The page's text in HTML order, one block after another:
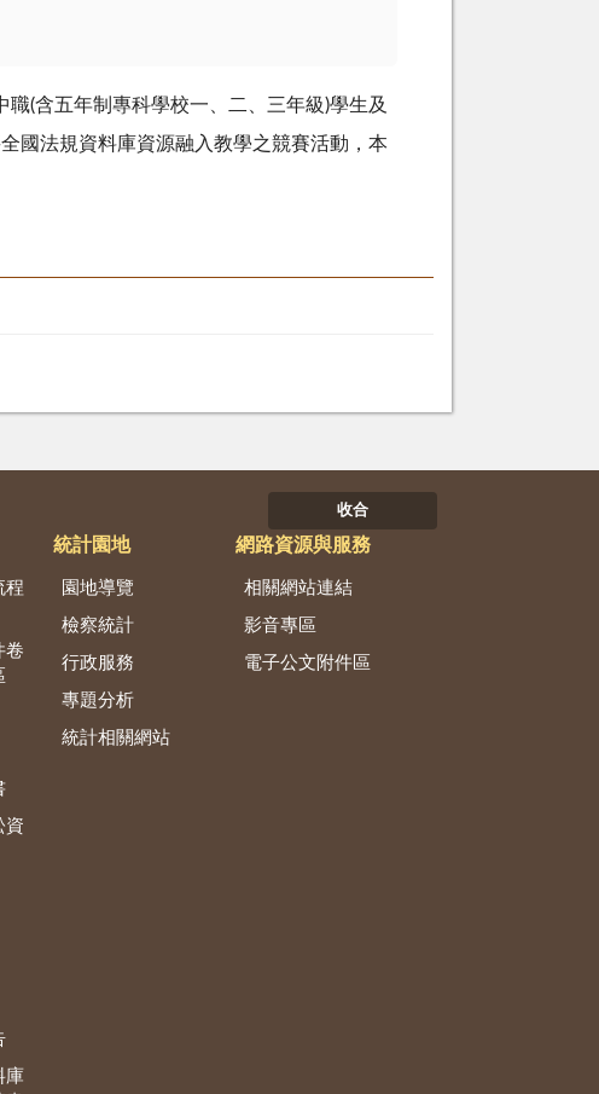
(含五年制專科學校一、二、三年級)學生及
國法規資料庫資源融入教學之競賽活動，本
收合
程
卷
資
庫
統計園地
園地導覽
檢察統計
行政服務
專題分析
統計相關網站
網路資源與服務
相關網站連結
影音專區
電子公文附件區